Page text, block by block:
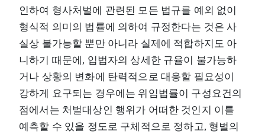
인하여 형사처벌에 관련된 모든 법규를 예외 없이
형식적 의미의 법률에 의하여 규정한다는 것은 사
실상 불가능할 뿐만 아니라 실제에 적합하지도 아
니하기 때문에, 입법자의 상세한 규율이 불가능하
거나 상황의 변화에 탄력적으로 대응할 필요성이
강하게 요구되는 경우에는 위임법률이 구성요건의
점에서는 처벌대상인 행위가 어떠한 것인지 이를
예측할 수 있을 정도로 구체적으로 정하고, 형벌의